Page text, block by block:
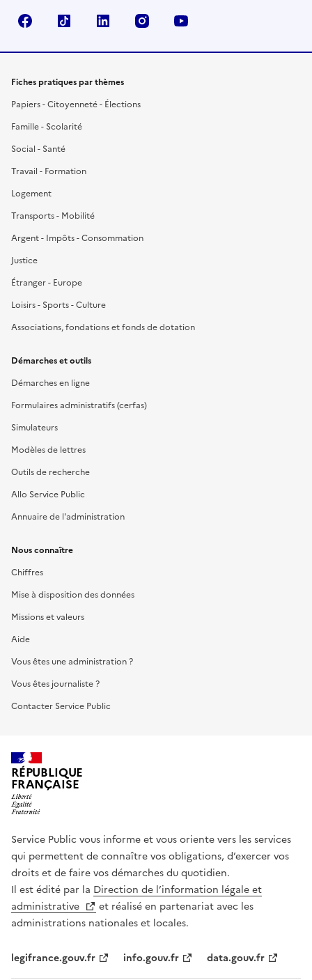
FacebookTikTok LinkedIn Instagram
Fiches pratiques par thèmes
Papiers - Citoyenneté - Élections
Famille - Scolarité
Social - Santé
Travail - Formation
Logement
Transports - Mobilité
Argent - Impôts - Consommation
Justice
Étranger - Europe
Loisirs - Sports - Culture
Associations, fondations et fonds de dotation
Démarches et outils
Démarches en ligne
Formulaires administratifs (cerfas)
Simulateurs
Modèles de lettres
Outils de recherche
Allo Service Public
Annuaire de l'administration
Nous connaître
Chiffres
Mise à disposition des données
Missions et valeurs
Aide
Vous êtes une administration ?
Vous êtes journaliste ?
Contacter Service Public
RÉPUBLIQUE
FRANÇAISE
Service Public vous informe et vous oriente vers les services
qui permettent de connaître vos obligations, d’exercer vos
droits et de faire vos démarches du quotidien.
Il est édité par la Direction de l’information légale et
administrative
et réalisé en partenariat avec les
administrations nationales et locales.
legifrance.gouv.fr info.gouv.fr data.gouv.fr